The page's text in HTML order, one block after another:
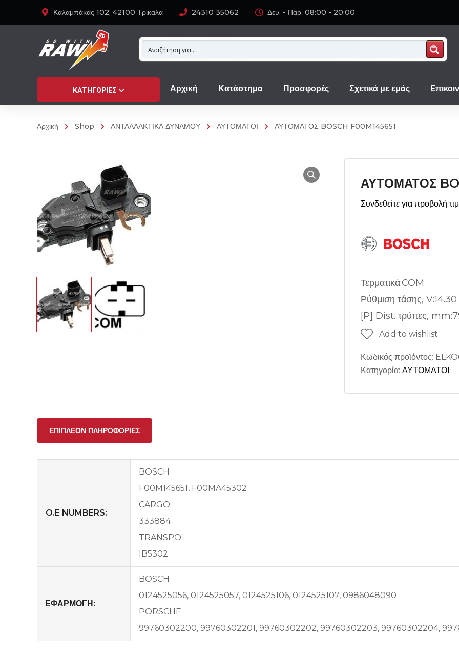
Καλαμπάκας 102, 42100 Τρίκαλα 24310 35062 Δευ. - Παρ. 08:00 - 20:00
ΚΑΤΗΓΟΡΊΕΣ Αρχική Κατάστημα Προσφορές Σχετικά με εμάς
Αρχική Shop ΑΝΤΑΛΛΑΚΤΙΚΑ ΔΥΝΑΜΟΥ ΑΥΤΟΜΑΤΟΙ ΑΥΤΟΜΑΤΟΣ BOSCH F00M145651
ΑΥΤΟΜΑΤΟΣ
Συνδεθείτε για προβολή
Τερματικά:COM
Ρύθμιση τάσης, V:14.30
[P] Dist. τρύπες,
Add to wishlist
Κωδικός προϊόντος:
Κατηγορία: ΑΥΤΟΜΑΤΟΙ
ΕΠΙΠΛΈΟΝ ΠΛΗΡΟΦΟΡΊΕΣ
O.E NUMBERS:
BOSCH
F00M145651, F00MA45302
CARGO
333884
TRANSPO
IB5302
EΦΑΡΜΟΓΗ:
BOSCH
0124525056, 0124525057, 0124525106, 0124525107, 0986048090
PORSCHE
99760302200, 99760302201, 99760302202, 99760302203, 99760302204,